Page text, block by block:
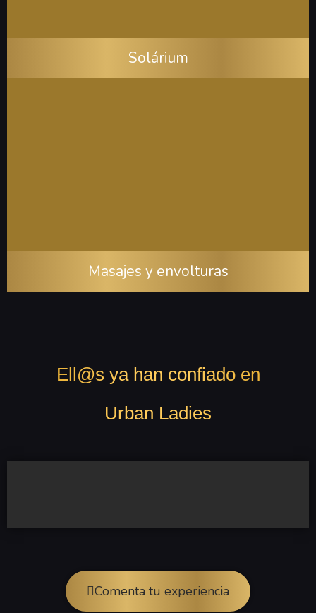
Solárium
Masajes y envolturas
Ell@s ya han confiado en
Urban Ladies
Comenta tu experiencia